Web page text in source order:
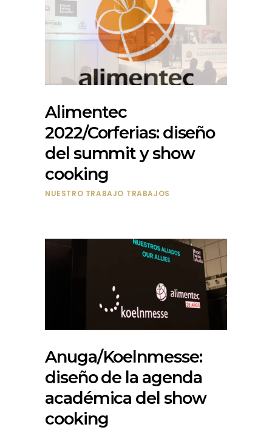
Alimentec
2022/Corferias: diseño
del summit y show
cooking
NUESTRO TRABAJO TRABAJOS
Anuga/Koelnmesse:
diseño de la agenda
académica del show
cooking